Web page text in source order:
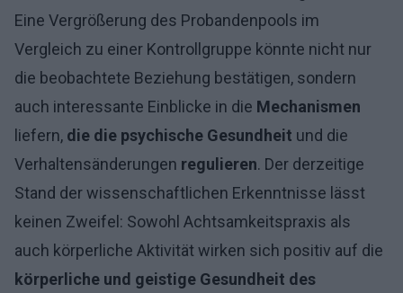
Eine Vergrößerung des Probandenpools im
Vergleich zu einer Kontrollgruppe könnte nicht nur
die beobachtete Beziehung bestätigen, sondern
auch interessante Einblicke in die Mechanismen
liefern, die die psychische Gesundheit und die
Verhaltensänderungen regulieren. Der derzeitige
Stand der wissenschaftlichen Erkenntnisse lässt
keinen Zweifel: Sowohl Achtsamkeitspraxis als
auch körperliche Aktivität wirken sich positiv auf die
körperliche und geistige Gesundheit des